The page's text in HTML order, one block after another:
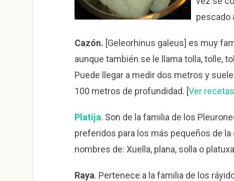
pescado
Cazón. [Geleorhinus galeus] es muy
aunque también se le llama tolla, tolle,
Puede llegar a medir dos metros y
100 metros de profundidad. [Ver
Platija. Son de la familia de los
preferidos para los más pequeños de
nombres de: Xuella, plana, solla o
Raya. Pertenece a la familia de los